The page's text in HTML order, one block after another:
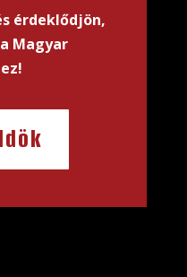
érdeklődjön,
Magyar